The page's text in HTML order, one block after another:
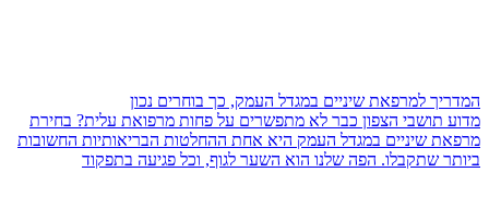
המדריך למרפאת שיניים במגדל העמק, כך בוחרים נכון
מדוע תושבי הצפון כבר לא מתפשרים על פחות מרפואת עלית? בחירת
מרפאת שיניים במגדל העמק היא אחת ההחלטות הבריאותיות החשובות
ביותר שתקבלו. הפה שלנו הוא השער לגוף, וכל פגיעה בתפקוד